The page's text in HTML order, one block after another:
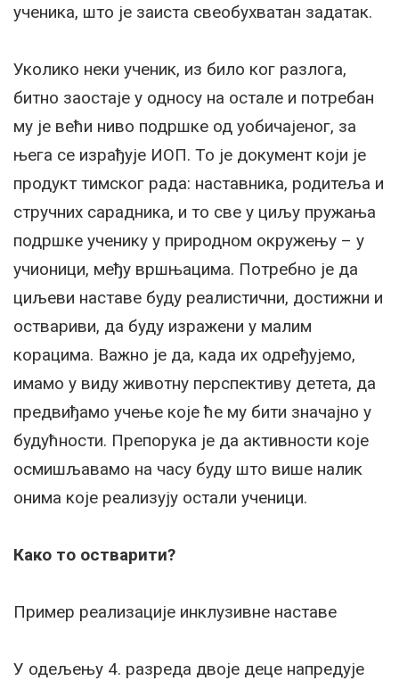
ученика, што је заиста свеобухватан задатак.
Уколико неки ученик, из било ког разлога,
битно заостаје у односу на остале и потребан
му је већи ниво подршке од уобичајеног, за
њега се израђује ИОП. То је документ који је
продукт тимског рада: наставника, родитеља и
стручних сарадника, и то све у циљу пружања
подршке ученику у природном окружењу – у
учионици, међу вршњацима. Потребно је да
циљеви наставе буду реалистични, достижни и
оствариви, да буду изражени у малим
корацима. Важно је да, када их одређујемо,
имамо у виду животну перспективу детета, да
предвиђамо учење које ће му бити значајно у
будућности. Препорука је да активности које
осмишљавамо на часу буду што више налик
онима које реализују остали ученици.
Како то остварити?
Пример реализације инклузивне наставе
У одељењу 4. разреда двоје деце напредује